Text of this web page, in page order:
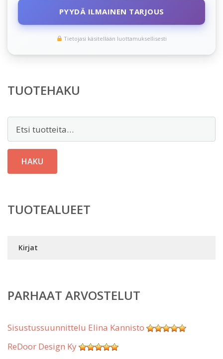
PYYDÄ ILMAINEN TARJOUS
Tietojasi käsitellään luottamuksellisesti
TUOTEHAKU
HAKU
TUOTEALUEET
Kirjat
PARHAAT ARVOSTELUT
Sisustussuunnittelu Elina Kannisto
ReDoor Design Ky